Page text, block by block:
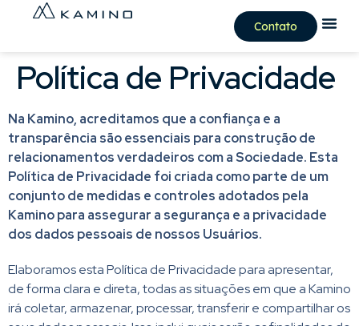
Contato
Política de Privacidade
Na Kamino, acreditamos que a confiança e a
transparência são essenciais para construção de
relacionamentos verdadeiros com a Sociedade. Esta
Política de Privacidade foi criada como parte de um
conjunto de medidas e controles adotados pela
Kamino para assegurar a segurança e a privacidade
dos dados pessoais de nossos Usuários.
Elaboramos esta Política de Privacidade para apresentar,
de forma clara e direta, todas as situações em que a Kamino
irá coletar, armazenar, processar, transferir e compartilhar os